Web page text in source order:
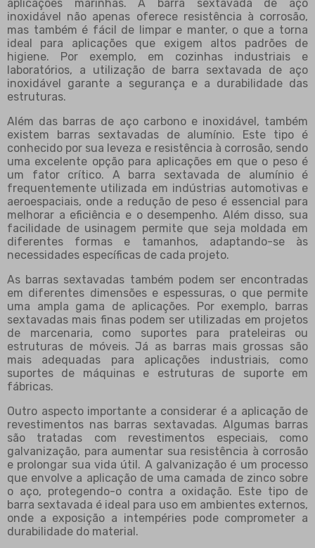
aplicações marinhas. A barra sextavada de aço
inoxidável não apenas oferece resistência à corrosão,
mas também é fácil de limpar e manter, o que a torna
ideal para aplicações que exigem altos padrões de
higiene. Por exemplo, em cozinhas industriais e
laboratórios, a utilização de barra sextavada de aço
inoxidável garante a segurança e a durabilidade das
estruturas.
Além das barras de aço carbono e inoxidável, também
existem barras sextavadas de alumínio. Este tipo é
conhecido por sua leveza e resistência à corrosão, sendo
uma excelente opção para aplicações em que o peso é
um fator crítico. A barra sextavada de alumínio é
frequentemente utilizada em indústrias automotivas e
aeroespaciais, onde a redução de peso é essencial para
melhorar a eficiência e o desempenho. Além disso, sua
facilidade de usinagem permite que seja moldada em
diferentes formas e tamanhos, adaptando-se às
necessidades específicas de cada projeto.
As barras sextavadas também podem ser encontradas
em diferentes dimensões e espessuras, o que permite
uma ampla gama de aplicações. Por exemplo, barras
sextavadas mais finas podem ser utilizadas em projetos
de marcenaria, como suportes para prateleiras ou
estruturas de móveis. Já as barras mais grossas são
mais adequadas para aplicações industriais, como
suportes de máquinas e estruturas de suporte em
fábricas.
Outro aspecto importante a considerar é a aplicação de
revestimentos nas barras sextavadas. Algumas barras
são tratadas com revestimentos especiais, como
galvanização, para aumentar sua resistência à corrosão
e prolongar sua vida útil. A galvanização é um processo
que envolve a aplicação de uma camada de zinco sobre
o aço, protegendo-o contra a oxidação. Este tipo de
barra sextavada é ideal para uso em ambientes externos,
onde a exposição a intempéries pode comprometer a
durabilidade do material.